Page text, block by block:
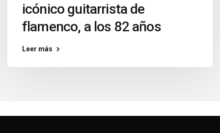
icónico guitarrista de
flamenco, a los 82 años
Leer más